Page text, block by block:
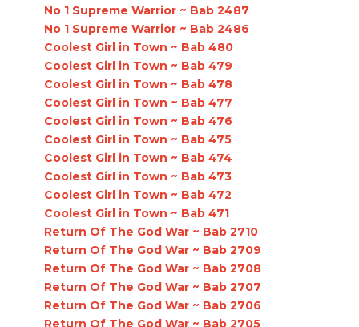
No 1 Supreme Warrior ~ Bab 2487
No 1 Supreme Warrior ~ Bab 2486
Coolest Girl in Town ~ Bab 480
Coolest Girl in Town ~ Bab 479
Coolest Girl in Town ~ Bab 478
Coolest Girl in Town ~ Bab 477
Coolest Girl in Town ~ Bab 476
Coolest Girl in Town ~ Bab 475
Coolest Girl in Town ~ Bab 474
Coolest Girl in Town ~ Bab 473
Coolest Girl in Town ~ Bab 472
Coolest Girl in Town ~ Bab 471
Return Of The God War ~ Bab 2710
Return Of The God War ~ Bab 2709
Return Of The God War ~ Bab 2708
Return Of The God War ~ Bab 2707
Return Of The God War ~ Bab 2706
Return Of The God War ~ Bab 2705